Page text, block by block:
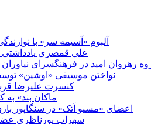
آلبوم «آسیمه سر» با
علی قمصری
رهروان امید در فرهنگسرای
نواختن موسیقی «اوشین»
کنسرت علیرضا
«ماکان بند»
اعضای «مسیو اَتک» در سنگاپور
سهراب پورناظری